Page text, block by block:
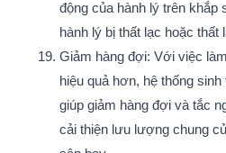
động của hành lý trên khắp
hành lý bị thất lạc hoặc thất
Giảm hàng đợi: Với việc
hiệu quả hơn, hệ thống
giúp giảm hàng đợi và tắc
cải thiện lưu lượng chung